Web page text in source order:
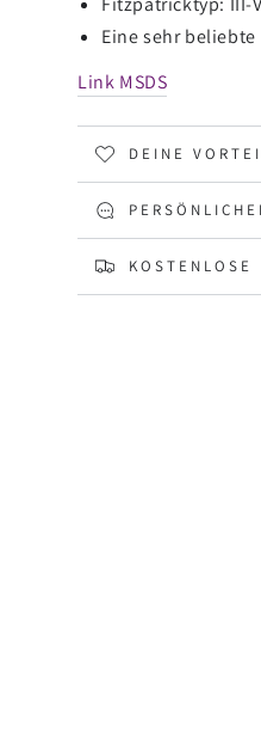
Eine sehr beliebte
Link MSDS
DEINE
KOSTENLOSE